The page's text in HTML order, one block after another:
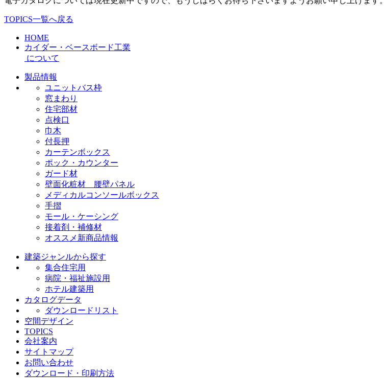
TOPICS一覧へ戻る
HOME
カイダー・ベースボード工業
について
製品情報
ユニットバス枠
窓まわり
住宅部材
点検口
巾木
付長押
カーテンボックス
ポック・カウンター
ガード材
壁面化粧材 腰壁パネル
メディカルコンソールボックス
手摺
モール・ケーシング
接着剤・補修材
オススメ新商品情報
建築ジャンルから探す
集合住宅用
病院・福祉施設用
ホテル建築用
カタログデータ
ダウンロードリスト
空間デザイン
TOPICS
会社案内
サイトマップ
お問い合わせ
ダウンロード・印刷方法